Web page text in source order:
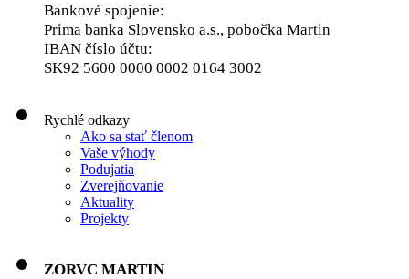
Bankové spojenie:
Prima banka Slovensko a.s., pobočka Martin
IBAN číslo účtu:
SK92 5600 0000 0002 0164 3002
Rychlé odkazy
Ako sa stať členom
Vaše výhody
Podujatia
Zverejňovanie
Aktuality
Projekty
ZORVC MARTIN